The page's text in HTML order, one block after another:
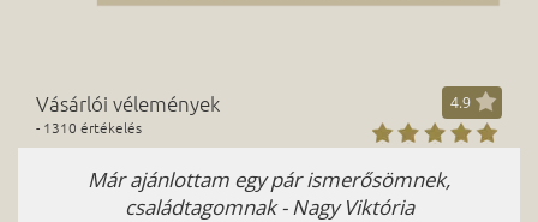
Vásárlói vélemények
- 1310 értékelés
4.9
Már ajánlottam egy pár ismerősömnek,
családtagomnak - Nagy Viktória